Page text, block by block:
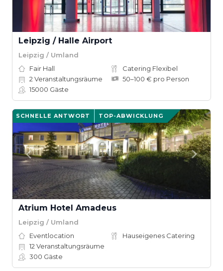
Leipzig / Halle Airport
Leipzig / Umland
Fair Hall
Catering Flexibel
2 Veranstaltungsräume
50–100 € pro Person
15000 Gäste
SCHNELLE ANTWORT TOP-ABWICKLUNG
Atrium Hotel Amadeus
Leipzig / Umland
Eventlocation
Hauseigenes Catering
12 Veranstaltungsräume
300 Gäste